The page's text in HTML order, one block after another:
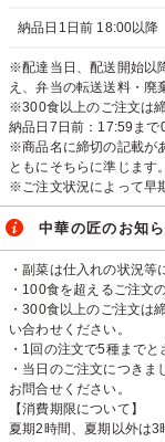
納品日1日前 18:00以降
※配達当日、配送開始以
え、弁当の転送送料・廃
※300食以上のご注文は
納品日7日前：17:59ま
※商品名に締切の記載が
ともにそちらに準じます。
※ご注文状況によって早
中華の匠のお知
・副菜は仕入れの状況等
・100食を超えるご注文
・300食以上のご注文は
い合わせください。
・1回の注文で5種までと
・当日のご注文につき
お問合せください。
【消費期限について】
夏期2時間、夏期以外は3